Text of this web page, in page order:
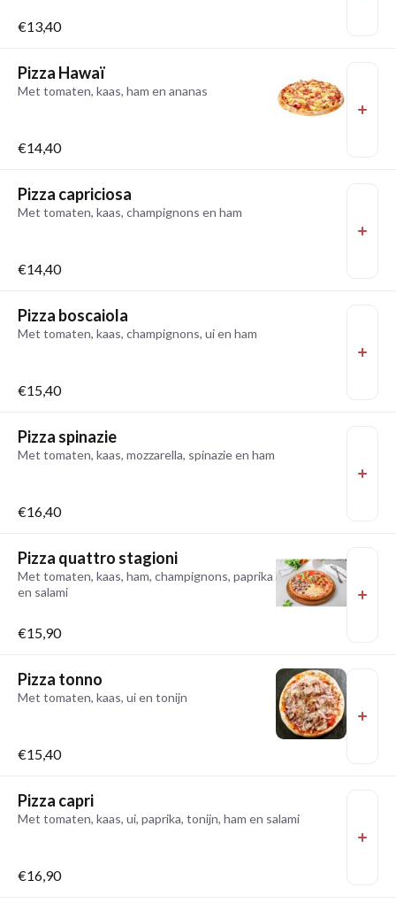
€13,40
Pizza Hawaï
Met tomaten, kaas, ham en ananas
€14,40
Pizza capriciosa
Met tomaten, kaas, champignons en ham
€14,40
Pizza boscaiola
Met tomaten, kaas, champignons, ui en ham
€15,40
Pizza spinazie
Met tomaten, kaas, mozzarella, spinazie en ham
€16,40
Pizza quattro stagioni
Met tomaten, kaas, ham, champignons, paprika
en salami
€15,90
Pizza tonno
Met tomaten, kaas, ui en tonijn
€15,40
Pizza capri
Met tomaten, kaas, ui, paprika, tonijn, ham en salami
€16,90